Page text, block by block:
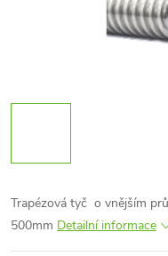
Trapézová tyč o vnějším
500mm Detailní informace